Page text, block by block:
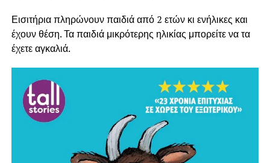
Εισιτήρια πληρώνουν παιδιά από 2 ετών κι ενήλικες και
έχουν θέση. Τα παιδιά μικρότερης ηλικίας μπορείτε να τα
έχετε αγκαλιά.